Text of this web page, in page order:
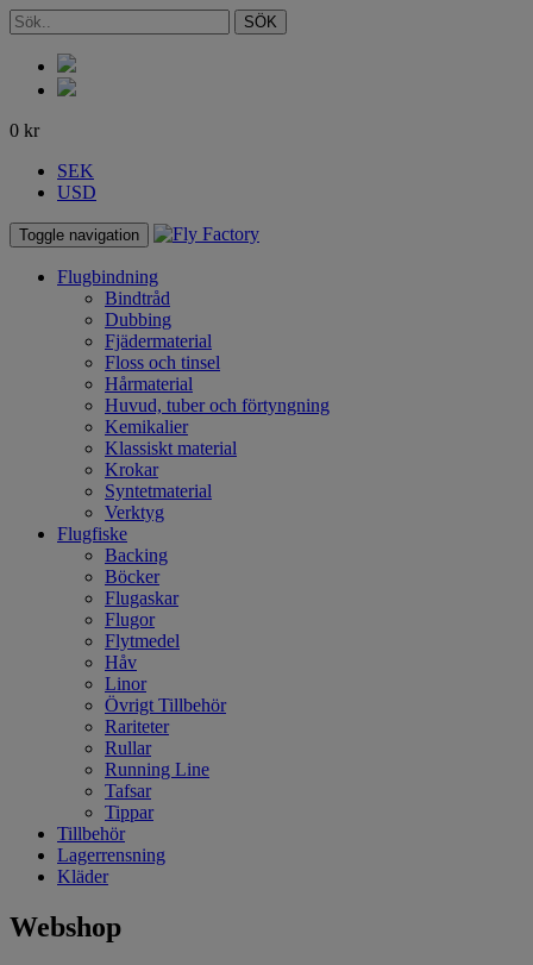
SÖK
0 kr
SEK
USD
Toggle navigation
Flugbindning
Bindtråd
Dubbing
Fjädermaterial
Floss och tinsel
Hårmaterial
Huvud, tuber och förtyngning
Kemikalier
Klassiskt material
Krokar
Syntetmaterial
Verktyg
Flugfiske
Backing
Böcker
Flugaskar
Flugor
Flytmedel
Håv
Linor
Övrigt Tillbehör
Rariteter
Rullar
Running Line
Tafsar
Tippar
Tillbehör
Lagerrensning
Kläder
Webshop